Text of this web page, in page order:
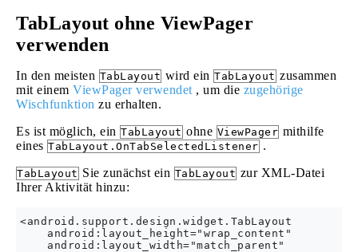
TabLayout ohne ViewPager
verwenden
In den meisten TabLayout wird ein TabLayout zusammen
mit einem ViewPager verwendet , um die zugehörige
Wischfunktion zu erhalten.
Es ist möglich, ein TabLayout ohne ViewPager mithilfe
eines TabLayout.OnTabSelectedListener .
TabLayout Sie zunächst ein TabLayout zur XML-Datei
Ihrer Aktivität hinzu:
<android.support.design.widget.TabLayout
    android:layout_height="wrap_content"
    android:layout_width="match_parent"